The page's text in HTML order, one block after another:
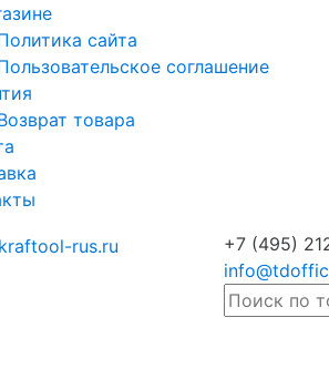
сайта
соглашение
товара
+7 (495)